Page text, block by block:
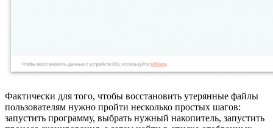
Фактически для того, чтобы восстановить утерянные файлы
пользователям нужно пройти несколько простых шагов:
запустить программу, выбрать нужный накопитель, запустить